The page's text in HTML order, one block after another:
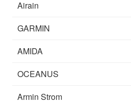
Airain
GARMIN
AMIDA
OCEANUS
Armin Strom